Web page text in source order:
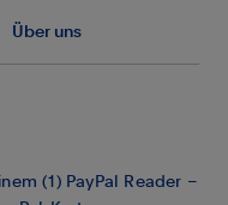
Über uns
(1) PayPal Reader –